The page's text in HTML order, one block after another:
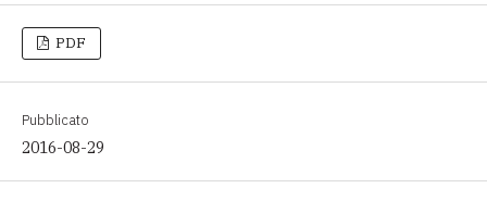
PDF
Pubblicato
2016-08-29